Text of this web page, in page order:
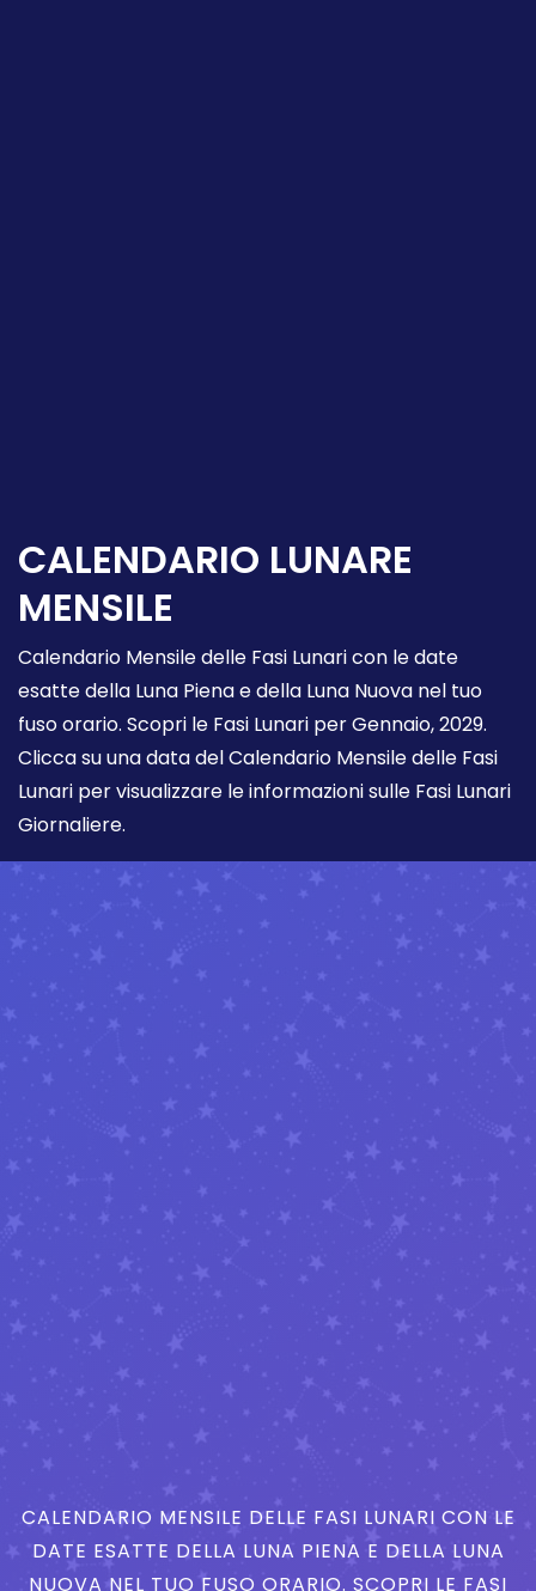
CALENDARIO LUNARE
MENSILE
Calendario Mensile delle Fasi Lunari con le date
esatte della Luna Piena e della Luna Nuova nel tuo
fuso orario. Scopri le Fasi Lunari per Gennaio, 2029.
Clicca su una data del Calendario Mensile delle Fasi
Lunari per visualizzare le informazioni sulle Fasi Lunari
Giornaliere.
CALENDARIO MENSILE DELLE FASI LUNARI CON LE
DATE ESATTE DELLA LUNA PIENA E DELLA LUNA
NUOVA NEL TUO FUSO ORARIO. SCOPRI LE FASI